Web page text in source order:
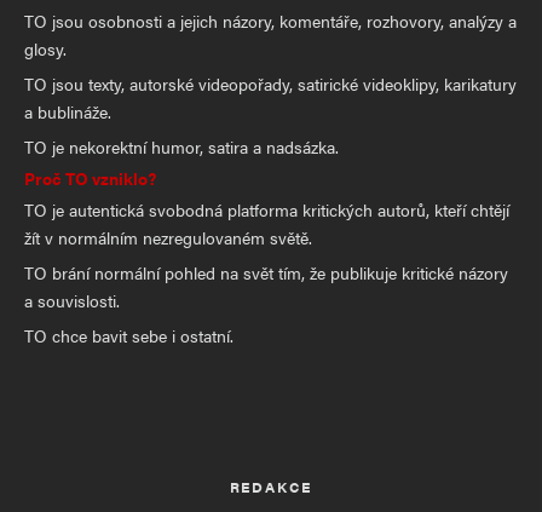
TO jsou osobnosti a jejich názory, komentáře, rozhovory, analýzy a
glosy.
TO jsou texty, autorské videopořady, satirické videoklipy, karikatury
a bublináže.
TO je nekorektní humor, satira a nadsázka.
Proč TO vzniklo?
TO je autentická svobodná platforma kritických autorů, kteří chtějí
žít v normálním nezregulovaném světě.
TO brání normální pohled na svět tím, že publikuje kritické názory
a souvislosti.
TO chce bavit sebe i ostatní.
REDAKCE